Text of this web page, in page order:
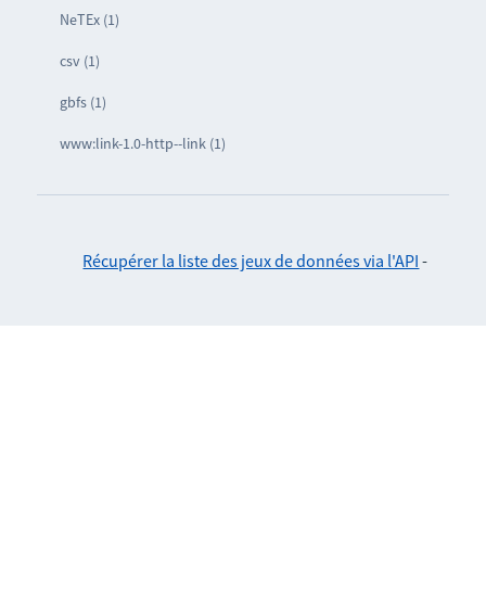
NeTEx (1)
csv (1)
gbfs (1)
www:link-1.0-http--link (1)
Récupérer la liste des jeux de données via l'API -